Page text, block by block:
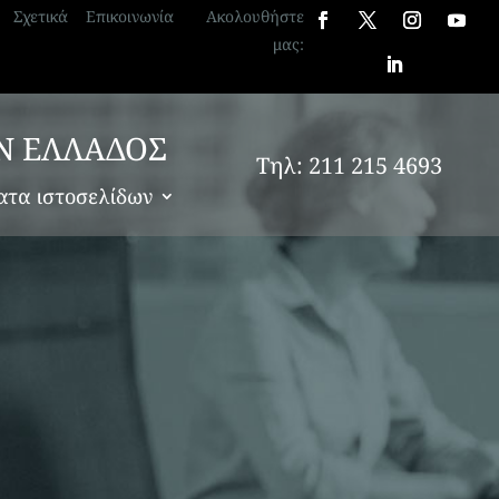
Σχετικά Επικοινωνία
Ακολουθήστε
μας:
ΕΛΛΑΔΟΣ
ιστοσελίδων
Τηλ: 211 215 4693